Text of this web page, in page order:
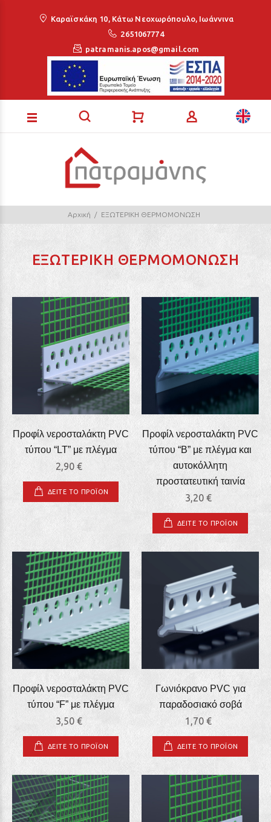
Καραϊσκάκη 10, Κάτω Νεοχωρόπουλο, Ιωάννινα
2651067774
patramanis.apos@gmail.com
Αρχική ΕΞΩΤΕΡΙΚΗ ΘΕΡΜΟΜΟΝΩΣΗ
ΕΞΩΤΕΡΙΚΗ ΘΕΡΜΟΜΟΝΩΣΗ
Προφίλ νεροσταλάκτη PVC
τύπου “LT” με πλέγμα
2,90 €
ΔΕΙΤΕ ΤΟ ΠΡΟΪΟΝ
Προφίλ νεροσταλάκτη PVC
τύπου “Β” με πλέγμα και
αυτοκόλλητη
προστατευτική ταινία
3,20 €
ΔΕΙΤΕ ΤΟ ΠΡΟΪΟΝ
Προφίλ νεροσταλάκτη PVC
τύπου “F” με πλέγμα
3,50 €
ΔΕΙΤΕ ΤΟ ΠΡΟΪΟΝ
Γωνιόκρανο PVC για
παραδοσιακό σοβά
1,70 €
ΔΕΙΤΕ ΤΟ ΠΡΟΪΟΝ